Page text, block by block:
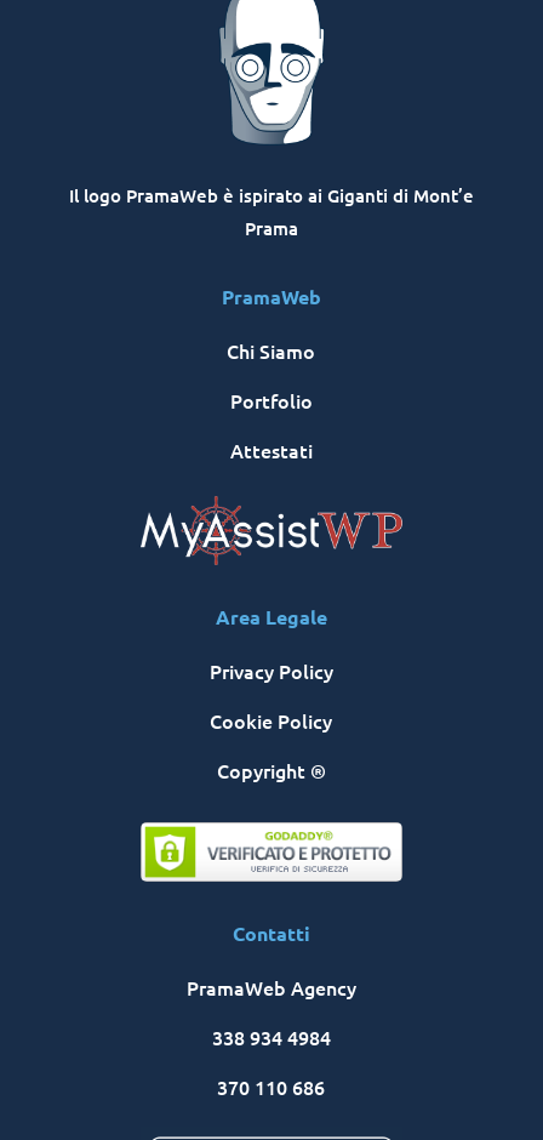
Il logo PramaWeb è ispirato ai Giganti di Mont’e
Prama
PramaWeb
Chi Siamo
Portfolio
Attestati
Area Legale
Privacy Policy
Cookie Policy
Copyright ®
Contatti
PramaWeb Agency
338 934 4984
370 110 686